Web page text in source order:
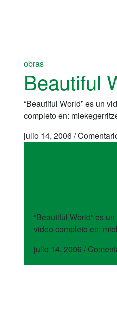
obras
Beautiful
“Beautiful World” es un
completo en:
julio 14, 2006/
“Beautiful World” es
video completo en:
julio 14, 2006 /